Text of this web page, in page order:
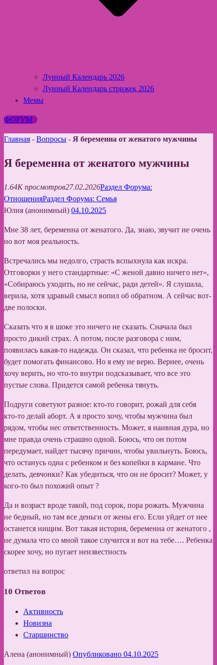
Лунный Календарь 2026
Лунный Календарь стрижек 2026
Мемы
ФОРУМ
Главная - Вопросы - Я беременна от женатого мужчины
Я беременна от женатого мужчины
1.64K просмотров27.02.2026Раздел Форума:
ОтношенияРаздел Форума: Семья
Юлия (анонимный) 04.10.2025
Мне 38 лет, беременна от женатого. Да, знаю, звучит не очень
но вот моя реальность.
Встречались мы недолго, страсть вспыхнула как искра.
Отговорки у него стандартные: «С женой давно ничего нет»,
«Собираюсь уходить, но не сейчас, ради детей». Я слушала,
верила, хотя здравый смысл вопил об обратном. А сейчас вот-
две полоски.
Сказать что я в шоке это ничего не сказать. Сначала был
просто дикий страх. А потом, после разговора с ним,
появилась какая-то надежда. Он сказал, что ребенка не бросит,
будет помогать финансово. Но я ему не верю. Вернее, очень
хочу верить, но что-то внутри подсказывает, что все это
пустые слова. Придется самой ребенка тянуть.
Подруги советуют разное: кто-то говорит, рожай для себя
кто-то делай аборт. А я просто хочу, чтобы мужчина был
рядом, чтобы нес ответственность. Может, я наивная дура, но
мне правда очень страшно одной. Боюсь, что он потом
передумает, найдет тысячу причин, чтобы увильнуть. Боюсь,
что останусь одна с ребенком и без копейки в кармане. Что
делать, девчонки? Как убедиться, что он не бросит? Может, у
кого-то был похожий опыт ?
Да и возраст вроде такой, под сорок, пора рожать. Мужчина
не бедный, но там все деньги от жены его. Если уйдет от нее
останется нищим. Вот такая история, беременна от женатого ,
не думала что со мной такое случится и вот на тебе…. Ребенка
скорее хочу, но пугает неизвестность
ответил на вопрос
10 Ответов
Активность
Новизна
Старшинство
Алена (анонимный) Опубликовано 04.10.2025